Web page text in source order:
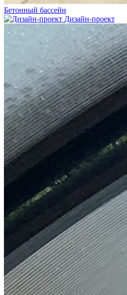
Бетонный бассейн
Дизайн-проект